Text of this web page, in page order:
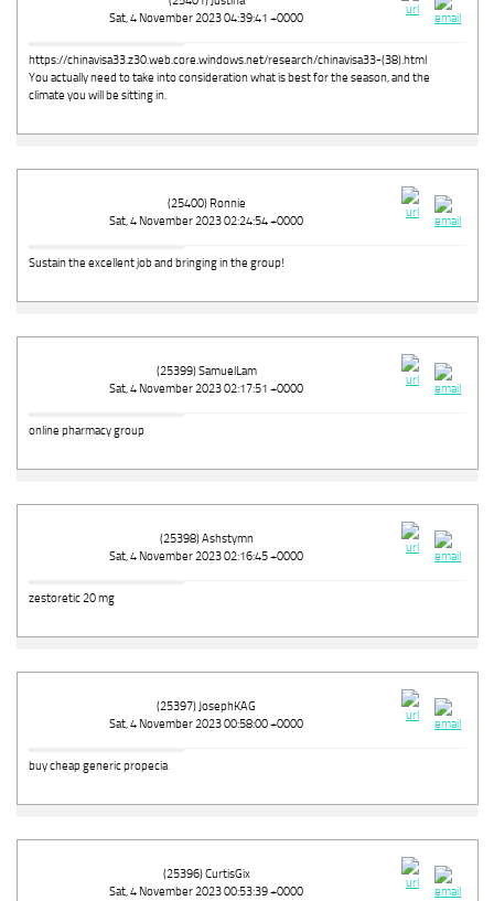
Sat, 4 November 2023 04:39:41 +0000
https://chinavisa33.z30.web.core.windows.net/research/chinavisa33-(38).html
You actually need to take into consideration what is best for the season, and the
climate you will be sitting in.
(25400) Ronnie
Sat, 4 November 2023 02:24:54 +0000
Sustain the excellent job and bringing in the group!
(25399) SamuelLam
Sat, 4 November 2023 02:17:51 +0000
online pharmacy group
(25398) Ashstymn
Sat, 4 November 2023 02:16:45 +0000
zestoretic 20 mg
(25397) JosephKAG
Sat, 4 November 2023 00:58:00 +0000
buy cheap generic propecia
(25396) CurtisGix
Sat, 4 November 2023 00:53:39 +0000